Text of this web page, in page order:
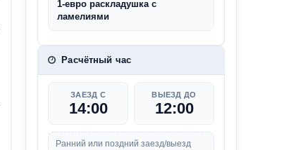
1-евро раскладушка с
ламелиями
Расчётный час
ЗАЕЗД С
14:00
ВЫЕЗД ДО
12:00
Ранний или поздний заезд/выезд